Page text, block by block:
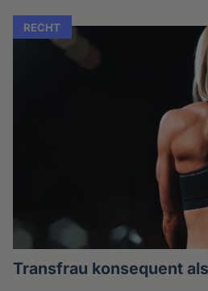
RECHT
Transfrau konsequent